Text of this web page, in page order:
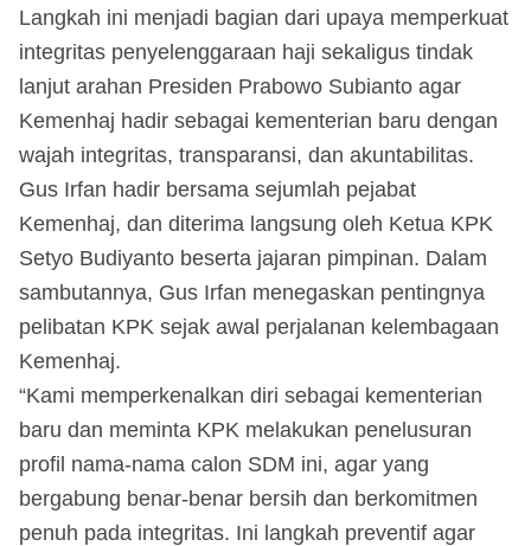
Langkah ini menjadi bagian dari upaya memperkuat
integritas penyelenggaraan haji sekaligus tindak
lanjut arahan Presiden Prabowo Subianto agar
Kemenhaj hadir sebagai kementerian baru dengan
wajah integritas, transparansi, dan akuntabilitas.
Gus Irfan hadir bersama sejumlah pejabat
Kemenhaj, dan diterima langsung oleh Ketua KPK
Setyo Budiyanto beserta jajaran pimpinan. Dalam
sambutannya, Gus Irfan menegaskan pentingnya
pelibatan KPK sejak awal perjalanan kelembagaan
Kemenhaj.
“Kami memperkenalkan diri sebagai kementerian
baru dan meminta KPK melakukan penelusuran
profil nama-nama calon SDM ini, agar yang
bergabung benar-benar bersih dan berkomitmen
penuh pada integritas. Ini langkah preventif agar